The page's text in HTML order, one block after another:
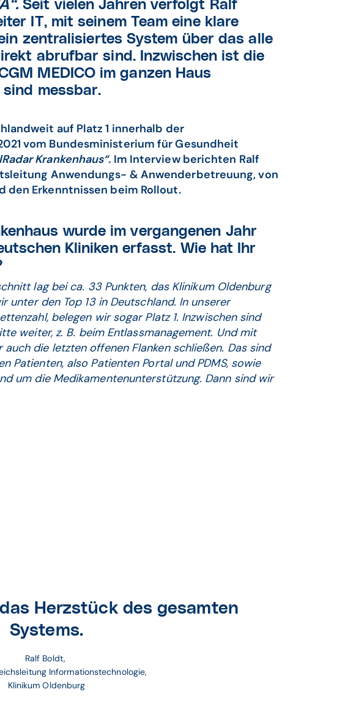
Seit vielen Jahren verfolgt Ralf
IT, mit seinem Team eine klare
zentralisiertes System über das alle
abrufbar sind. Inzwischen ist die
MEDICO im ganzen Haus
messbar.
auf Platz 1 innerhalb der
vom Bundesministerium für Gesundheit
Krankenhaus“. Im Interview berichten Ralf
Anwendungs- & Anwenderbetreuung, von
den Erkenntnissen beim Rollout.
wurde im vergangenen Jahr
Kliniken erfasst. Wie hat Ihr
lag bei ca. 33 Punkten, das Klinikum Oldenburg
unter den Top 13 in Deutschland. In unserer
belegen wir sogar Platz 1. Inzwischen sind
weiter, z. B. beim Entlassmanagement. Und mit
die letzten offenen Flanken schließen. Das sind
Patienten, also Patienten Portal und PDMS, sowie
um die Medikamentenunterstützung. Dann sind wir
Herz­stück des gesamten
Systems.
Ralf Boldt,
Informationstechnologie,
Klinikum Oldenburg